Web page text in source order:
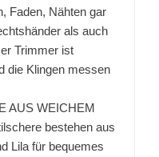
Faden, Nähten gar
als auch
Trimmer ist
die Klingen messen
AUS WEICHEM
bestehen aus
Lila für bequemes